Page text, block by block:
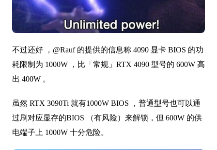
不过还好 ，@Rauf 的提供的信息称 4090 显卡 BIOS 的功
耗限制为 1000W ，比「常规」RTX 4090 型号的 600W 高
出 400W 。
虽然 RTX 3090Ti 就有1000W BIOS ，普通型号也可以通
过刷对应显存的BIOS （有风险）来解锁，但 600W 的供
电端子上 1000W 十分危险。